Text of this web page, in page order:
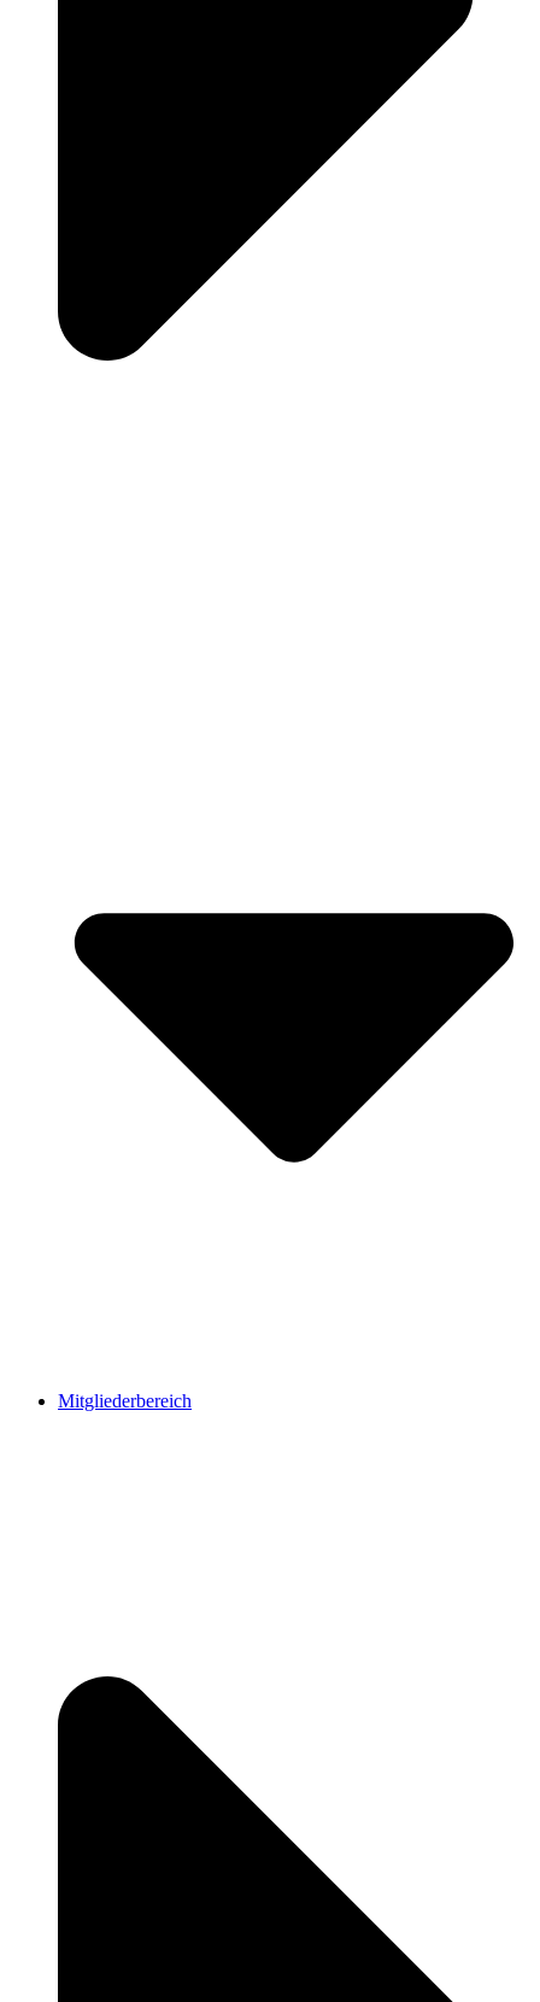
Mitgliederbereich